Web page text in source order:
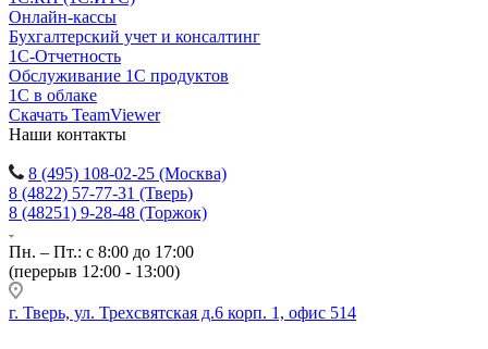
Онлайн-кассы
Бухгалтерский учет и консалтинг
1С-Отчетность
Обслуживание 1С продуктов
1С в облаке
Скачать TeamViewer
Наши контакты
8 (495) 108-02-25 (Москва)
8 (4822) 57-77-31 (Тверь)
8 (48251) 9-28-48 (Торжок)
Пн. – Пт.: с 8:00 до 17:00
(перерыв 12:00 - 13:00)
г. Тверь, ул. Трехсвятская д.6 корп. 1, офис 514